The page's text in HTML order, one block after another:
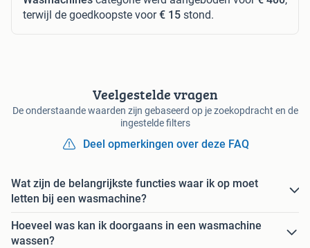
terwijl de goedkoopste voor€ 15 stond.
Veelgestelde vragen
De onderstaande waarden zijn gebaseerd op je zoekopdracht en de
ingestelde filters
Deel opmerkingen over deze FAQ
Wat zijn de belangrijkste functies waar ik op moet
letten bij een wasmachine?
Hoeveel was kan ik doorgaans in een wasmachine
wassen?